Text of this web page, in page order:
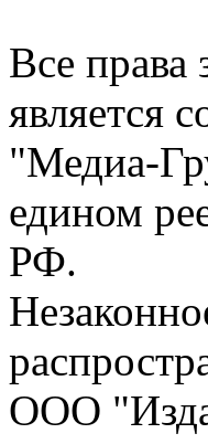
Все права
является
"Медиа-
едином
РФ.
ООО